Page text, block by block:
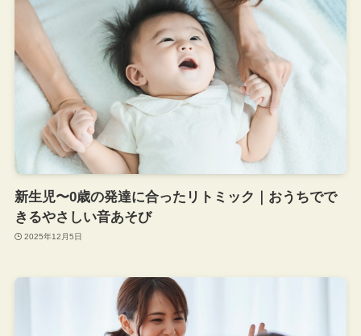
新生児〜0歳の発達に合ったリトミック｜おうちでで
きるやさしい音あそび
2025年12月5日